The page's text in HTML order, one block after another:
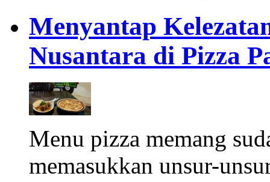
Menyantap
Nusantara di Pizza
Menu pizza memang
memasukkan unsur-